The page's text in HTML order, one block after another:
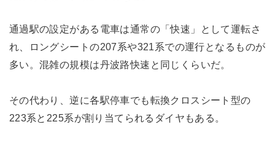
通過駅の設定がある電車は通常の「快速」として運転さ
れ、ロングシートの207系や321系での運行となるものが
多い。混雑の規模は丹波路快速と同じくらいだ。
その代わり、逆に各駅停車でも転換クロスシート型の
223系と225系が割り当てられるダイヤもある。